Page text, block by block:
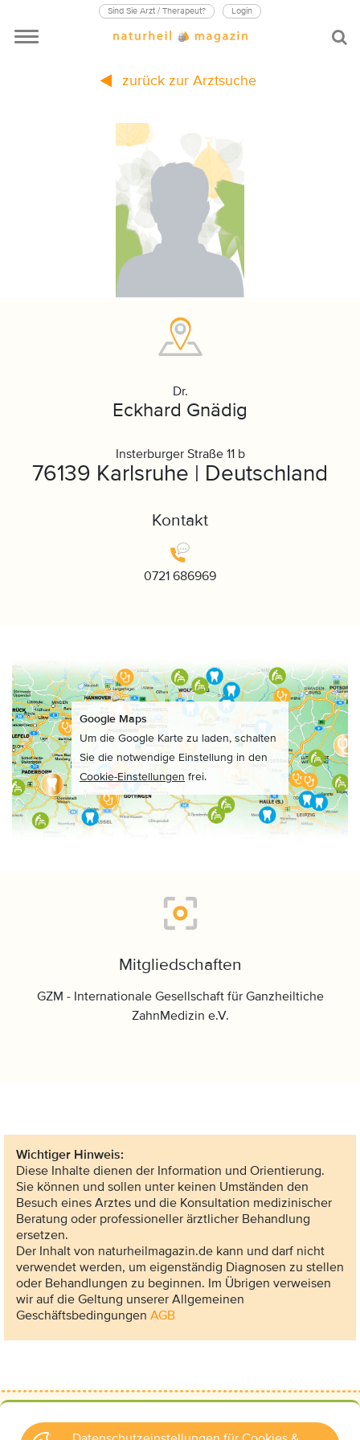
Sind Sie Arzt / Therapeut? Login
zurück zur Arztsuche
Dr.
Eckhard Gnädig
Insterburger Straße 11 b
76139 Karlsruhe | Deutschland
Kontakt
0721 686969
Google Maps
Um die Google Karte zu laden, schalten
Sie die notwendige Einstellung in den
Cookie-Einstellungen frei.
Mitgliedschaften
GZM - Internationale Gesellschaft für Ganzheiltiche
ZahnMedizin e.V.
Wichtiger Hinweis:
Diese Inhalte dienen der Information und Orientierung.
Sie können und sollen unter keinen Umständen den
Besuch eines Arztes und die Konsultation medizinischer
Beratung oder professioneller ärztlicher Behandlung
ersetzen.
Der Inhalt von naturheilmagazin.de kann und darf nicht
verwendet werden, um eigenständig Diagnosen zu stellen
oder Behandlungen zu beginnen. Im Übrigen verweisen
wir auf die Geltung unserer Allgemeinen
Geschäftsbedingungen AGB